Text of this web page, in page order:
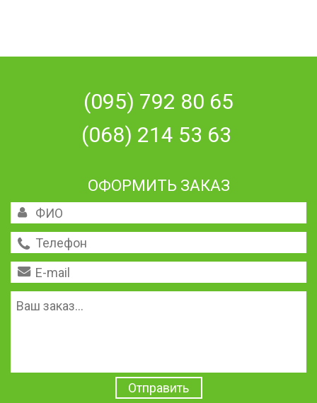
(095) 792 80 65
(068) 214 53 63
ОФОРМИТЬ ЗАКАЗ